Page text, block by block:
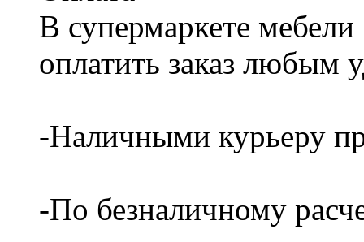
В супермаркете
оплатить заказ любым
-Наличными курьеру
-По безналичному